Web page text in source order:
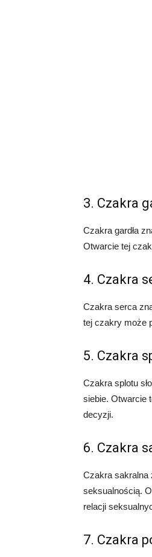
3. Czakra
Czakra gardła
Otwarcie tej
4. Czakra
Czakra serca
tej czakry może
5. Czakra
Czakra splotu
siebie. Otwarcie
decyzji.
6. Czakra
Czakra sakralna
seksualnością.
relacji
7. Czakra